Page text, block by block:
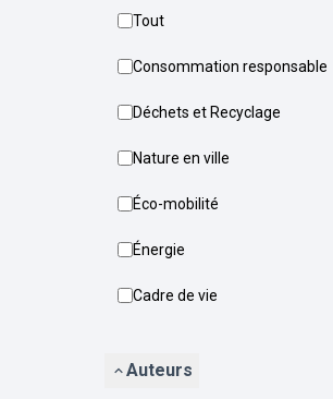
Tout
Consommation responsable
Déchets et Recyclage
Nature en ville
Éco-mobilité
Énergie
Cadre de vie
Auteurs